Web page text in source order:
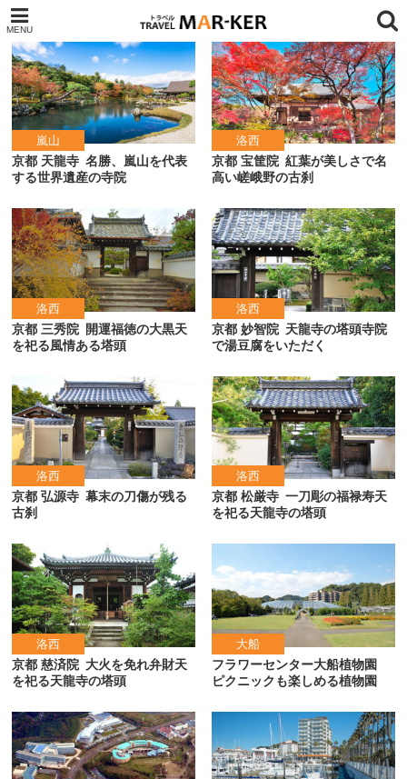
嵐山
京都 天龍寺 名勝、嵐山を代表
する世界遺産の寺院
洛西
京都 宝筐院 紅葉が美しさで名
高い嵯峨野の古刹
洛西
京都 三秀院 開運福徳の大黒天
を祀る風情ある塔頭
洛西
京都 妙智院 天龍寺の塔頭寺院
で湯豆腐をいただく
洛西
京都 弘源寺 幕末の刀傷が残る
古刹
洛西
京都 松厳寺 一刀彫の福禄寿天
を祀る天龍寺の塔頭
洛西
京都 慈済院 大火を免れ弁財天
を祀る天龍寺の塔頭
大船
フラワーセンター大船植物園
ピクニックも楽しめる植物園